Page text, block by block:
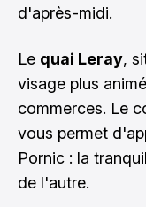
d'après-midi.
Le quai Leray,
visage plus
commerces. Le
vous permet
Pornic : la
de l'autre.